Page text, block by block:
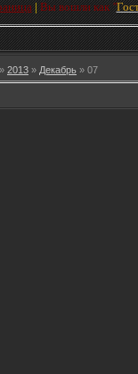
| Вы вошли как "
» 2013 » Декабрь » 07